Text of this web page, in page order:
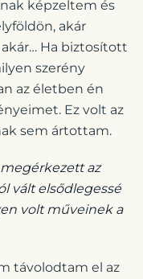
képzeltem és
akár
Ha biztosított
szerény
az életben én
Ez volt az
sem ártottam.
az
vált elsődlegessé
volt műveinek a
távolodtam el az